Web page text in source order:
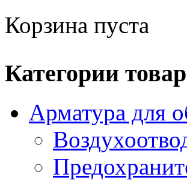
Корзина пуста
Категории
Арматура для